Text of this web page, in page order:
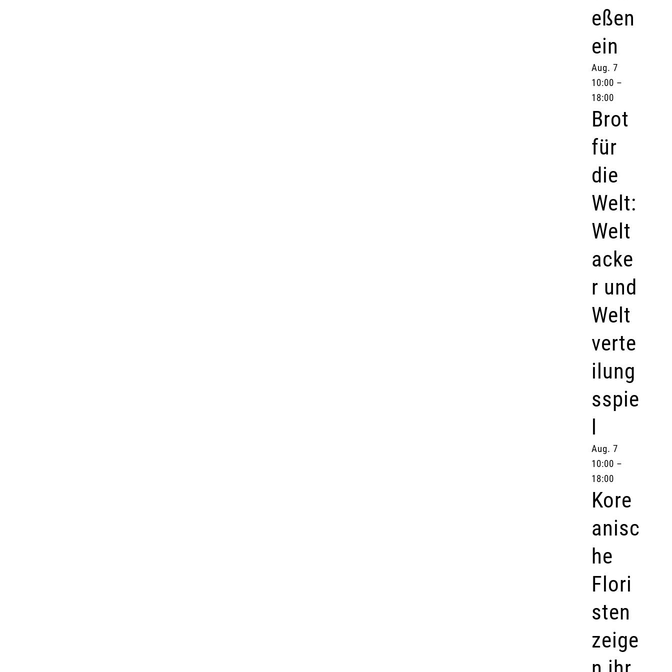
eßen
ein
Aug. 7
10:00 –
18:00
Brot
für
die
Welt:
Welt
acke
r und
Welt
verte
ilung
sspie
l
Aug. 7
10:00 –
18:00
Kore
anisc
he
Flori
sten
zeige